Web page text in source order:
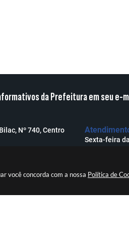
você concorda com a nossa Política de
da Prefeitura em seu e-
Nº 740, Centro
Sexta-feira